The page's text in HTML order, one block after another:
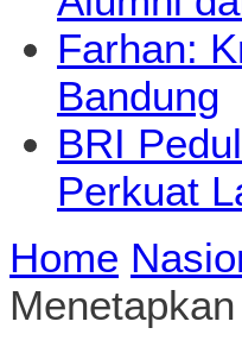
Farhan:
Bandung
BRI
Perkuat
Home